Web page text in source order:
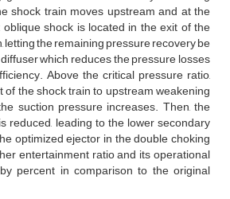
shock train moves upstream and at the
shock is located in the exit of the
letting the remaining pressure recovery be
which reduces the pressure losses
Above the critical pressure ratio,
the shock train to upstream weakening
suction pressure increases. Then, the
reduced, leading to the lower secondary
optimized ejector in the double choking
entertainment ratio and its operational
percent in comparison to the original